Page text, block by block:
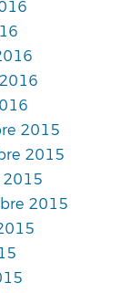
2015
2015
2015
2015